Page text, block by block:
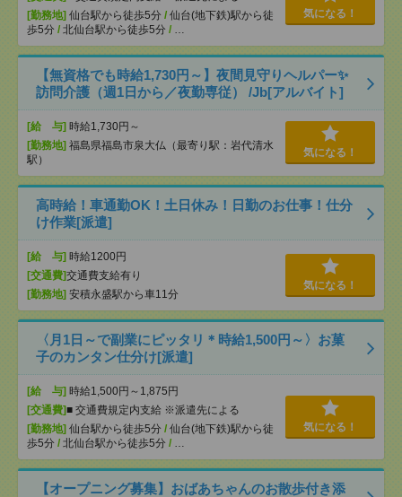
[勤務地] 仙台駅から徒歩5分 / 仙台(地下鉄)駅から徒
歩5分 / 北仙台駅から徒歩5分 / …
気になる！
【無資格でも時給1,730円～】夜間見守りヘルパー✨
訪問介護（週1日から／夜勤専従） /Jb[アルバイト]
[給 与] 時給1,730円～
[勤務地] 福島県福島市泉大仏（最寄り駅：岩代清水
駅）
気になる！
高時給！車通勤OK！土日休み！日勤のお仕事！仕分
け作業[派遣]
[給 与] 時給1200円
[交通費]交通費支給有り
[勤務地] 安積永盛駅から車11分
気になる！
〈月1日～で副業にピッタリ＊時給1,500円～〉お菓
子のカンタン仕分け[派遣]
[給 与] 時給1,500円～1,875円
[交通費]■ 交通費規定内支給 ※派遣先による
[勤務地] 仙台駅から徒歩5分 / 仙台(地下鉄)駅から徒
歩5分 / 北仙台駅から徒歩5分 / …
気になる！
【オープニング募集】おばあちゃんのお散歩付き添